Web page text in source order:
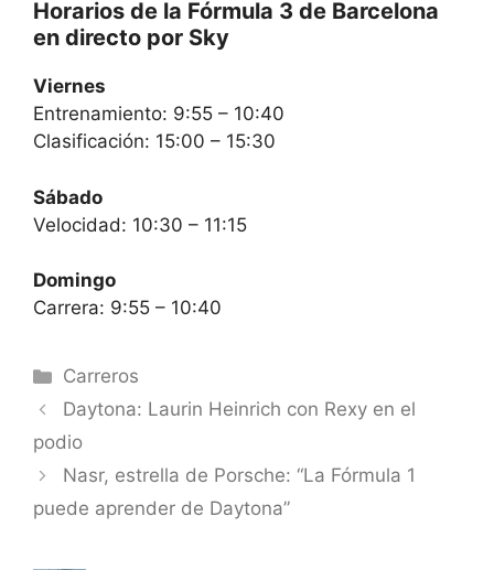
Horarios de la Fórmula 3 de Barcelona
en directo por Sky
Viernes
Entrenamiento: 9:55 – 10:40
Clasificación: 15:00 – 15:30
Sábado
Velocidad: 10:30 – 11:15
Domingo
Carrera: 9:55 – 10:40
Categorías
Carreros
Daytona: Laurin Heinrich con Rexy en el
podio
Nasr, estrella de Porsche: “La Fórmula 1
puede aprender de Daytona”